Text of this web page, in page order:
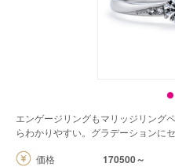
エンゲージリングもマリッジリング
らわかりやすい。グラデーションに
価格
170500～